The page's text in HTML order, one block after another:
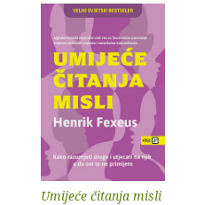
Umijeće čitanja misli